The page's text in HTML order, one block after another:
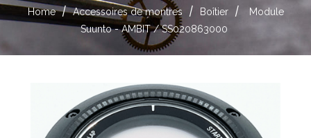
Home Accessoires de montres Boîtier
Module
Suunto - AMBIT / SS020863000